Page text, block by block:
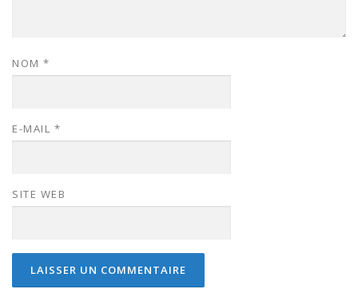
NOM *
E-MAIL *
SITE WEB